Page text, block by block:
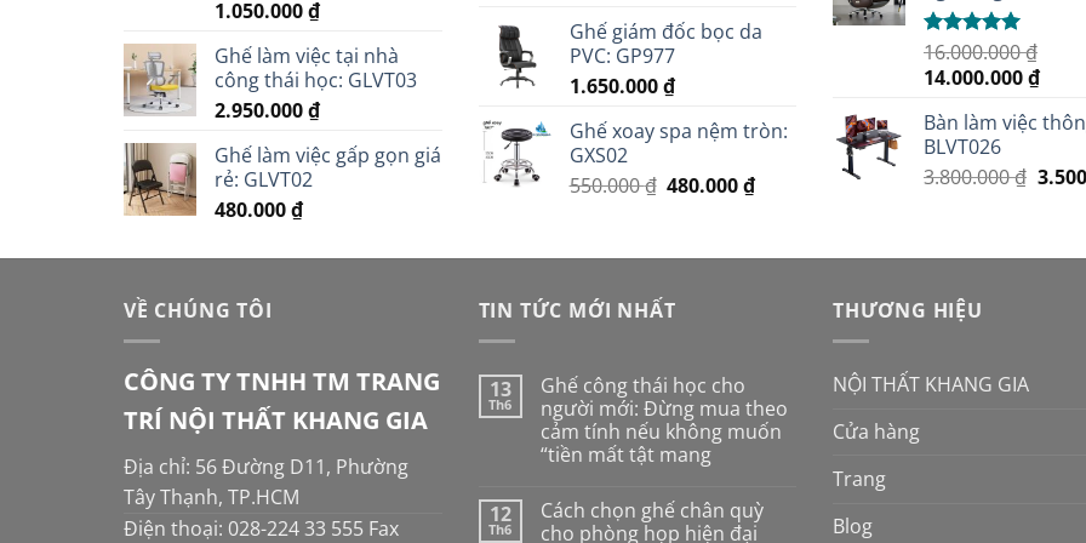
1.050.000₫
Ghế làm việc tại nhà
công thái học: GLVT03
2.950.000₫
Ghế làm việc gấp gọn giá
rẻ: GLVT02
480.000₫
là:
Ghế giám đốc bọc da
PVC: GP977
1.650.000₫
Ghế xoay spa nệm tròn:
GXS02
550.000₫ Giá
550.000 ₫.
480.000₫Giá
là:
Được xếp
hạng5.00
5 sao
16.000.000₫
Giá
là:
16.000.000 ₫.
14.000.000₫Giá
tại
Bàn làm việc
BLVT026
3.800.000₫ Giá
VỀ CHÚNG TÔI
CÔNG TY TNHH TM TRANG
TRÍ NỘI THẤT KHANG GIA
Địa chỉ: 56 Đường D11, Phường
Tây Thạnh, TP.HCM
Điện thoại: 028-224 33 555 Fax
TIN TỨC MỚI NHẤT
13
Th6
Ghế công thái học cho
người mới: Đừng mua theo
cảm tính nếu không muốn
“tiền mất tật mang
bình
luận
12
Th6
Cách chọn ghế chân quỳ
cho phòng họp hiện đại
THƯƠNG HIỆU
NỘI THẤT KHANG GIA
Cửa hàng
Trang
Blog